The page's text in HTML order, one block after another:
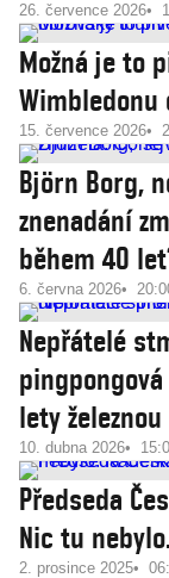
26. července 2026
Možná je to
15. července 2026
Björn Borg,
znenadání
během 40
6. června 2026
Nepřátelé
lety
10. dubna 2026
Předseda
Nic tu
2. prosince 2025